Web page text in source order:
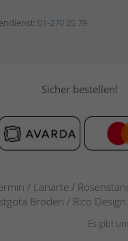
01-270 25 79
Sicher bestellen!
/ Lanarte /
Broderi / Rico
Es gibt